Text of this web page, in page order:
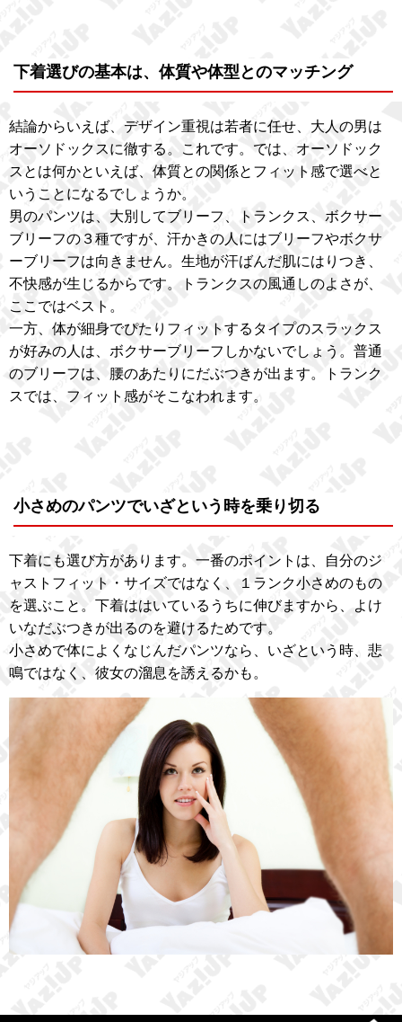
下着選びの基本は、体質や体型とのマッチング
結論からいえば、デザイン重視は若者に任せ、大人の男は
オーソドックスに徹する。これです。では、オーソドック
スとは何かといえば、体質との関係とフィット感で選べと
いうことになるでしょうか。
男のパンツは、大別してブリーフ、トランクス、ボクサー
ブリーフの３種ですが、汗かきの人にはブリーフやボクサ
ーブリーフは向きません。生地が汗ばんだ肌にはりつき、
不快感が生じるからです。トランクスの風通しのよさが、
ここではベスト。
一方、体が細身でぴたりフィットするタイプのスラックス
が好みの人は、ボクサーブリーフしかないでしょう。普通
のブリーフは、腰のあたりにだぶつきが出ます。トランク
スでは、フィット感がそこなわれます。
小さめのパンツでいざという時を乗り切る
下着にも選び方があります。一番のポイントは、自分のジ
ャストフィット・サイズではなく、１ランク小さめのもの
を選ぶこと。下着ははいているうちに伸びますから、よけ
いなだぶつきが出るのを避けるためです。
小さめで体によくなじんだパンツなら、いざという時、悲
鳴ではなく、彼女の溜息を誘えるかも。